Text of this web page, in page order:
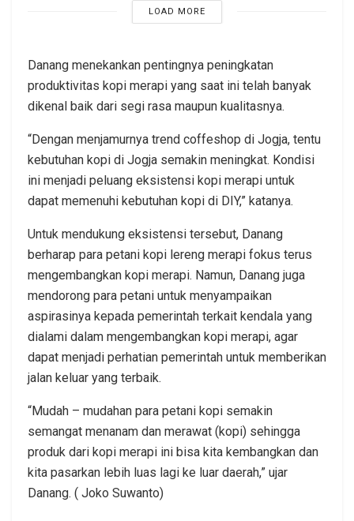
LOAD MORE
Danang menekankan pentingnya peningkatan
produktivitas kopi merapi yang saat ini telah banyak
dikenal baik dari segi rasa maupun kualitasnya.
“Dengan menjamurnya trend coffeshop di Jogja, tentu
kebutuhan kopi di Jogja semakin meningkat. Kondisi
ini menjadi peluang eksistensi kopi merapi untuk
dapat memenuhi kebutuhan kopi di DIY,” katanya.
Untuk mendukung eksistensi tersebut, Danang
berharap para petani kopi lereng merapi fokus terus
mengembangkan kopi merapi. Namun, Danang juga
mendorong para petani untuk menyampaikan
aspirasinya kepada pemerintah terkait kendala yang
dialami dalam mengembangkan kopi merapi, agar
dapat menjadi perhatian pemerintah untuk memberikan
jalan keluar yang terbaik.
“Mudah – mudahan para petani kopi semakin
semangat menanam dan merawat (kopi) sehingga
produk dari kopi merapi ini bisa kita kembangkan dan
kita pasarkan lebih luas lagi ke luar daerah,” ujar
Danang. ( Joko Suwanto)